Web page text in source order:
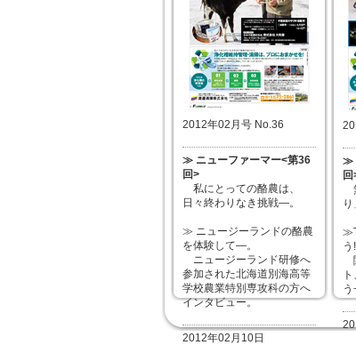
外研修。一回りも二回りも
大きく成長した彼らのコメ
ントをどうぞ。
2012年12月10日
2012年02月号 No.36
≫ ニューファーマー<第36
回>
私にとっての酪農は、
日々終わりなき挑戦—。
≫ ニュージーランドの酪農
を体験して—。
ニュージーランド研修へ
参加された北海道別海高等
学校農業特別専攻科の方へ
インタビュー。
2012年02月10日
≫
回
う